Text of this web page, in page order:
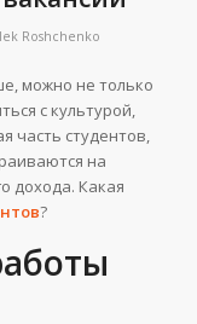
Roshchenko
можно не только
с культурой,
часть студентов,
на
дохода. Какая
?